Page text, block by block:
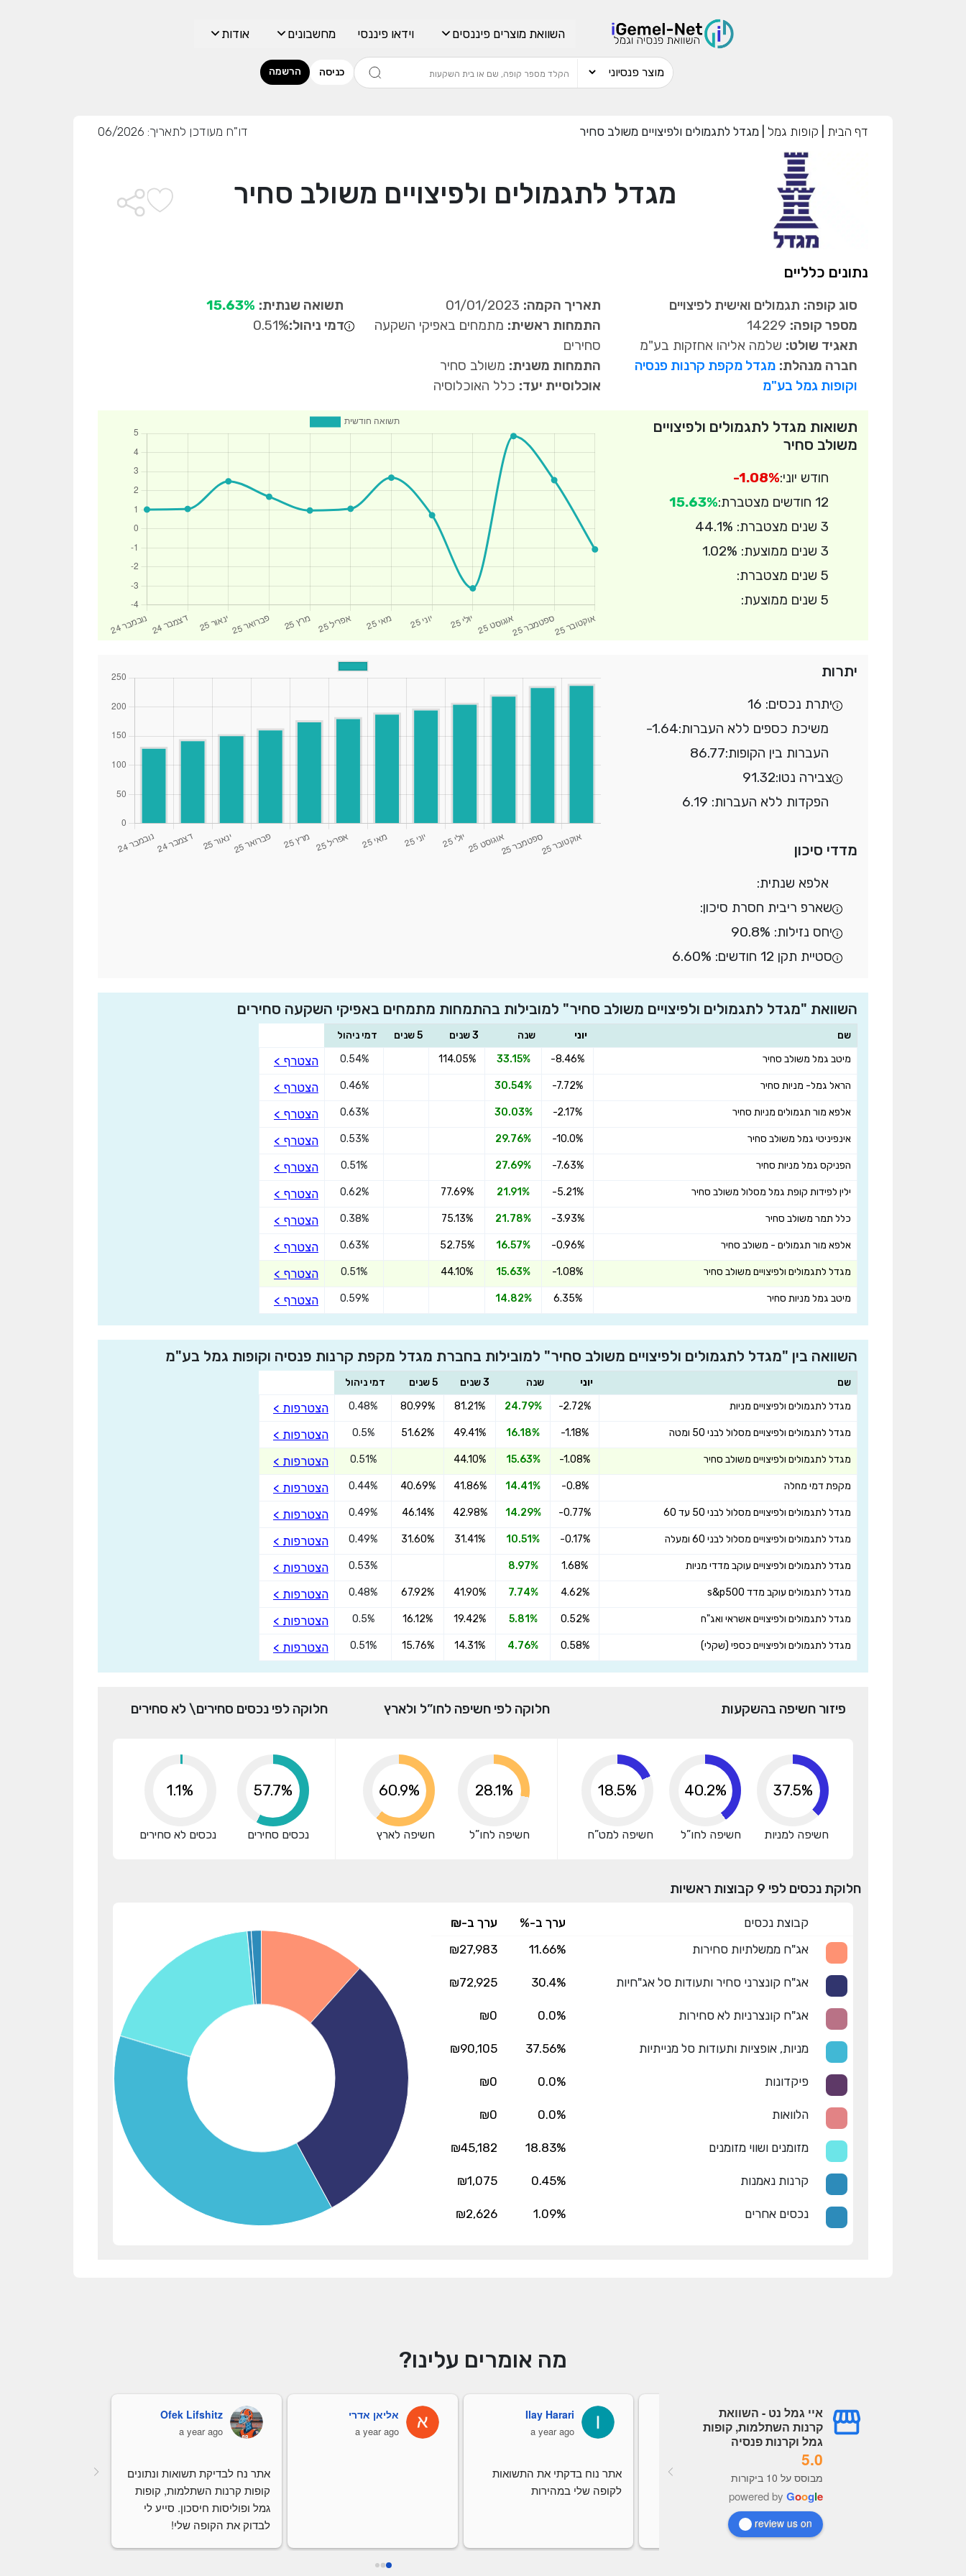
השוואת מוצרים פיננסים וידאו פיננסי מחשבונים אודות
כניסה הרשמה
דף הבית קופות גמל מגדל לתגמולים ולפיצויים משולב סחיר דו"ח מעודכן לתאריך: 06/2026
מגדל לתגמולים ולפיצויים משולב סחיר
נתונים כלליים
סוג קופה: תגמולים ואישית לפיצויים
מספר קופה:
תאגיד שולט: שלמה אליהו אחזקות בע"מ
חברה מנהלת: מגדל מקפת קרנות פנסיה
וקופות גמל בע"מ
תאריך הקמה:
התמחות ראשית: מתמחים באפיקי השקעה
סחירים
התמחות משנית: משולב סחיר
אוכלוסיית יעד: כלל האוכלוסיה
תשואה שנתית: 15.63%
דמי ניהול:0.51%
תשואות מגדל לתגמולים ולפיצויים
משולב סחיר
חודש יוני:-1.08%
12 חודשים מצטברת:
15.63%
3 שנים מצטברת: 44.1%
3 שנים ממוצעת: 1.02%
5 שנים מצטברת:
5 שנים ממוצעת:
יתרות
יתרת נכסים: 16
משיכת כספים ללא העברות:-1.64
העברות בין הקופות:86.77
צבירה נטו:91.32
הפקדות ללא העברות: 6.19
מדדי סיכון
אלפא שנתית:
שארפ ריבית חסרת סיכון:
יחס נזילות: 90.8%
סטיית תקן 12 חודשים: 6.60%
השוואת "מגדל לתגמולים ולפיצויים משולב סחיר" למובילות בהתמחות מתמחים באפיקי השקעה סחירים
שם יוני שנה 3 שנים 5 שנים
דמי ניהול
מיטב גמל משולב סחיר
-8.46%
33.15%
114.05%
0.54% הצטרף >
הראל גמל- מניות סחיר -7.72%
30.54%
0.46% הצטרף >
אלפא מור תגמולים מניות סחיר -2.17%
30.03%
0.63% הצטרף >
אינפיניטי גמל משולב סחיר -10.0%
29.76%
0.53% הצטרף >
הפניקס גמל מניות סחיר -7.63%
27.69%
0.51% הצטרף >
ילין לפידות קופת גמל מסלול משולב סחיר -5.21%
21.91%
77.69%
0.62% הצטרף >
כלל תמר משולב סחיר -3.93%
21.78%
75.13%
0.38% הצטרף >
אלפא מור תגמולים - משולב סחיר -0.96%
16.57%
52.75%
0.63% הצטרף >
מגדל לתגמולים ולפיצויים משולב סחיר -1.08%
15.63%
44.10%
0.51% הצטרף >
מיטב גמל מניות סחיר 6.35%
14.82%
0.59% הצטרף >
השוואה בין "מגדל לתגמולים ולפיצויים משולב סחיר" למובילות בחברת מגדל מקפת קרנות פנסיה וקופות גמל בע"מ
שם יוני שנה 3 שנים 5 שנים
דמי ניהול
מגדל לתגמולים ולפיצויים מניות
-2.72%
24.79%
81.21%
80.99%
0.48% הצטרפות >
מגדל לתגמולים ולפיצויים מסלול לבני 50 ומטה -1.18%
16.18%
49.41%
51.62%
0.5% הצטרפות >
מגדל לתגמולים ולפיצויים משולב סחיר -1.08%
15.63%
44.10%
0.51% הצטרפות >
מקפת דמי מחלה -0.8%
14.41%
41.86%
40.69%
0.44% הצטרפות >
מגדל לתגמולים ולפיצויים מסלול לבני 50 עד 60 -0.77%
14.29%
42.98%
46.14%
0.49% הצטרפות >
מגדל לתגמולים ולפיצויים מסלול לבני 60 ומעלה -0.17%
10.51%
31.41%
31.60%
0.49% הצטרפות >
מגדל לתגמולים ולפיצויים עוקב מדדי מניות 1.68%
8.97%
0.53% הצטרפות >
מגדל לתגמולים עוקב מדד s&p500 4.62%
7.74%
41.90%
67.92%
0.48% הצטרפות >
מגדל לתגמולים ולפיצויים אשראי ואג"ח 0.52%
5.81%
19.42%
16.12%
0.5% הצטרפות >
מגדל לתגמולים ולפיצויים כספי (שקלי) 0.58%
4.76%
14.31%
15.76%
0.51% הצטרפות >
פיזור חשיפה בהשקעות
37.5%
חשיפה למניות
40.2%
חשיפה לחו”ל
18.5%
חשיפה למט”ח
חלוקה לפי חשיפה לחו”ל ולארץ
28.1%
חשיפה לחו”ל
71.8%
חשיפה לארץ
חלוקה לפי נכסים סחירים\ לא סחירים
75.8%
נכסים סחירים
1.1%
נכסים לא סחירים
חלוקת נכסים לפי 9 קבוצות ראשיות
קבוצת נכסים ערך ב-%
ערך ב-₪
אג"ח ממשלתיות סחירות
11.66%
₪27,983
אג"ח קונצרני סחיר ותעודות סל אג"חיות 30.4%
₪72,925
אג"ח קונצרניות לא סחירות 0.0%
₪0
מניות, אופציות ותעודות סל מנייתיות 37.56%
₪90,105
פיקדונות 0.0%
₪0
הלוואות 0.0%
₪0
מזומנים ושווי מזומנים 18.83%
₪45,182
קרנות נאמנות 0.45%
₪1,075
נכסים אחרים 1.09%
₪2,626
×הצטרפו מגדל לתגמולים ולפיצויים משולב
שדרגו למסלול המוביל בתשואה בליווי
מתכנן פיננסי (ללא עלות), השאירו פרטים:
אני מאשר שקראתי ומסכים לתנאי השימוש והפרטיות
מה אומרים עלינו?
איי גמל נט - השוואת
קרנות השתלמות, קופות
גמל וקרנות פנסיה
5.0
מבוסס על 10 ביקורות
powered by Google
review us on
עמית עובדיה
a year ago
Ilay Harari
a year ago
אתר נוח בדקתי את התשואות
לקופה שלי במהירות
אליאן אדרי
a year ago
Ofek Lifshitz
a year ago
לבדוק את הקופה שלי!